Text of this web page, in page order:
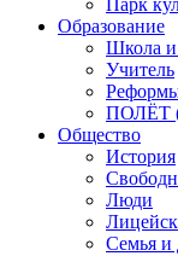
Парк
Образование
Школа и
Учитель
ПОЛЁТ
Общество
История
Люди
Семья и